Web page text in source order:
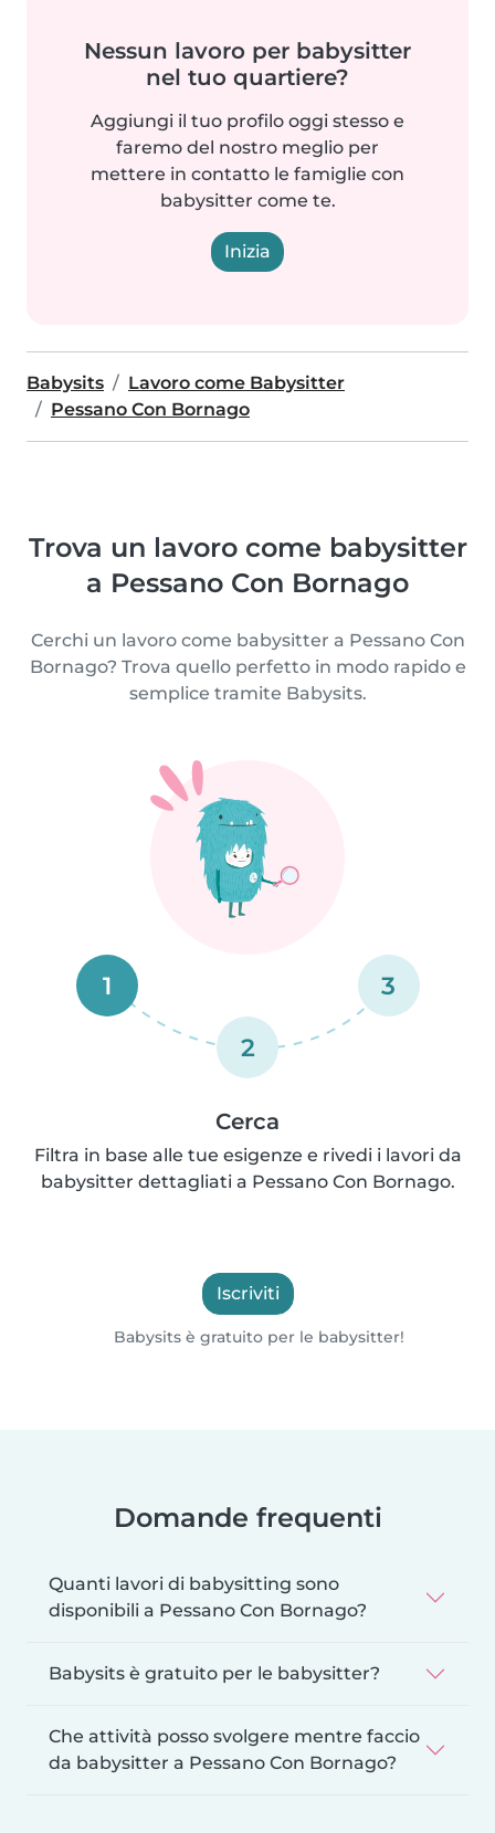
Nessun lavoro per babysitter
nel tuo quartiere?
Aggiungi il tuo profilo oggi stesso e
faremo del nostro meglio per
mettere in contatto le famiglie con
babysitter come te.
Inizia
Babysits
Lavoro come Babysitter
Pessano Con Bornago
Trova un lavoro come babysitter
a Pessano Con Bornago
Cerchi un lavoro come babysitter a Pessano Con
Bornago? Trova quello perfetto in modo rapido e
semplice tramite Babysits.
1
2
3
Cerca
Filtra in base alle tue esigenze e rivedi i lavori da
babysitter dettagliati a Pessano Con Bornago.
Iscriviti
Babysits è gratuito per le babysitter!
Domande frequenti
Quanti lavori di babysitting sono
disponibili a Pessano Con Bornago?
Babysits è gratuito per le babysitter?
Che attività posso svolgere mentre faccio
da babysitter a Pessano Con Bornago?